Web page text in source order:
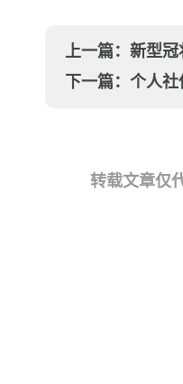
上一篇： 新型冠
下一篇： 个人社
转载文章仅